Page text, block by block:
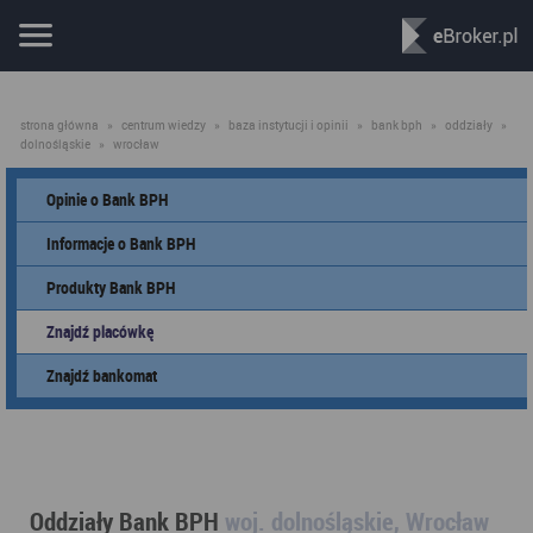
strona główna » centrum wiedzy » baza instytucji i opinii » bank bph » oddziały »
dolnośląskie » wrocław
Opinie o Bank BPH
Informacje o Bank BPH
Produkty Bank BPH
Znajdź placówkę
Znajdź bankomat
Oddziały Bank BPH woj. dolnośląskie, Wrocław